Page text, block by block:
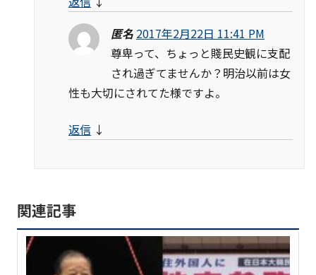
匿名 2017年2月22日 11:41 PM
尊卑って、ちょっと賤民史観に支配
され過ぎてませんか？明治以前は女
性も大切にされてた様ですよ。
返信 ↓
関連記事